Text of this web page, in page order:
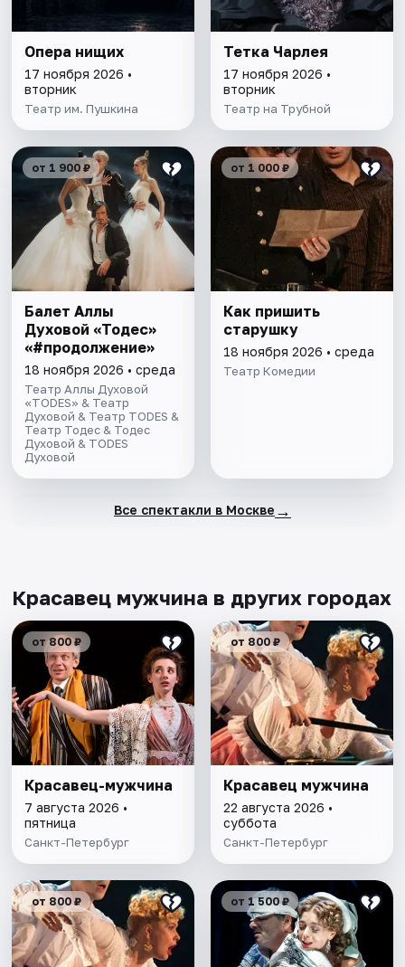
Опера нищих
17 ноября 2026 •
вторник
Театр им. Пушкина
Тетка Чарлея
17 ноября 2026 •
вторник
Театр на Трубной
от 1 900 ₽
Балет Аллы
Духовой «Тодес»
«#продолжение»
18 ноября 2026 • среда
Театр Аллы Духовой
«TODES» & Театр
Духовой & Театр TODES &
Театр Тодес & Тодес
Духовой & TODES
Духовой
от 1 000 ₽
Как пришить
старушку
18 ноября 2026 • среда
Театр Комедии
Все спектакли в Москве →
Красавец мужчина в других городах
от 800 ₽
Красавец-мужчина
7 августа 2026 •
пятница
Санкт-Петербург
от 800 ₽
Красавец мужчина
22 августа 2026 •
суббота
Санкт-Петербург
от 800 ₽ от 1 500 ₽